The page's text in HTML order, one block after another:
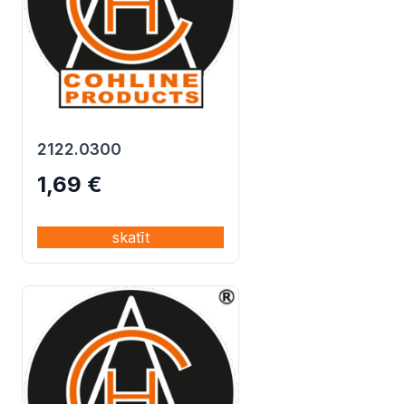
2122.0300
1,69 €
skatīt